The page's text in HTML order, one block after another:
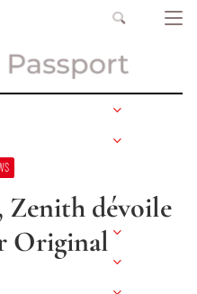
Zenith dévoile
Original